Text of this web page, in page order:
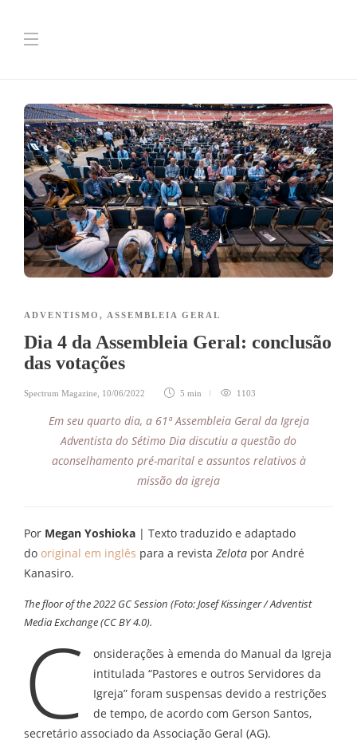
ADVENTISMO , ASSEMBLEIA GERAL
Dia 4 da Assembleia Geral: conclusão
das votações
Spectrum Magazine 10/06/2022 5 min 1103
Em seu quarto dia, a 61ª Assembleia Geral da Igreja
Adventista do Sétimo Dia discutiu a questão do
aconselhamento pré-marital e assuntos relativos à
missão da igreja
Por Megan Yoshioka | Texto traduzido e adaptado
do original em inglês para a revista Zelota por André
Kanasiro.
The floor of the 2022 GC Session (Foto: Josef Kissinger / Adventist
Media Exchange (CC BY 4.0).
C
onsiderações à emenda do Manual da Igreja
intitulada “Pastores e outros Servidores da
Igreja” foram suspensas devido a restrições
de tempo, de acordo com Gerson Santos,
secretário associado da Associação Geral (AG).